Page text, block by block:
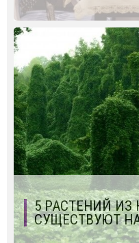
5 РАСТЕНИЙ
СУЩЕСТВУЮТ